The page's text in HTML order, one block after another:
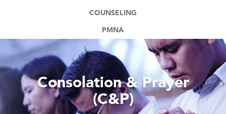
COUNSELING
PMNA
Consolation & Prayer
(C&P)